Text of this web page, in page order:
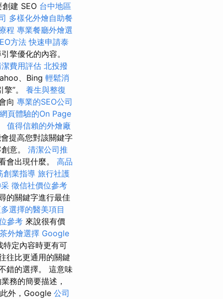
建 SEO 台中地區
多樣化外燴自助餐
程 專業餐廳外燴選
方法 快速申請泰
擎優化的內容。
費用評估 北投撥
、Bing 輕鬆消
”。 養生與整復
向 專業的SEO公司
頁體驗的On Page
值得信賴的外燴廠
提高您對該關鍵字
意。 清潔公司推
會出現什麼。 高品
創業指導 旅行社護
徵信社價位參考
的關鍵字進行最佳
選擇的醫美項目
參考 來說很有價
外燴選擇 Google
定內容時更有可
往比更通用的關鍵
錯的選擇。 這意味
務的簡要描述，
外，Google 公司